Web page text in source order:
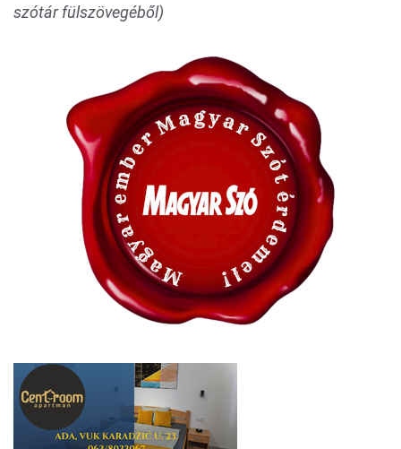
szótár fülszövegéből)